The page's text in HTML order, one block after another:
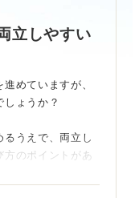
立しやすい
めていますが、
ょうか？
うえで、両立し
方のポイントがあ